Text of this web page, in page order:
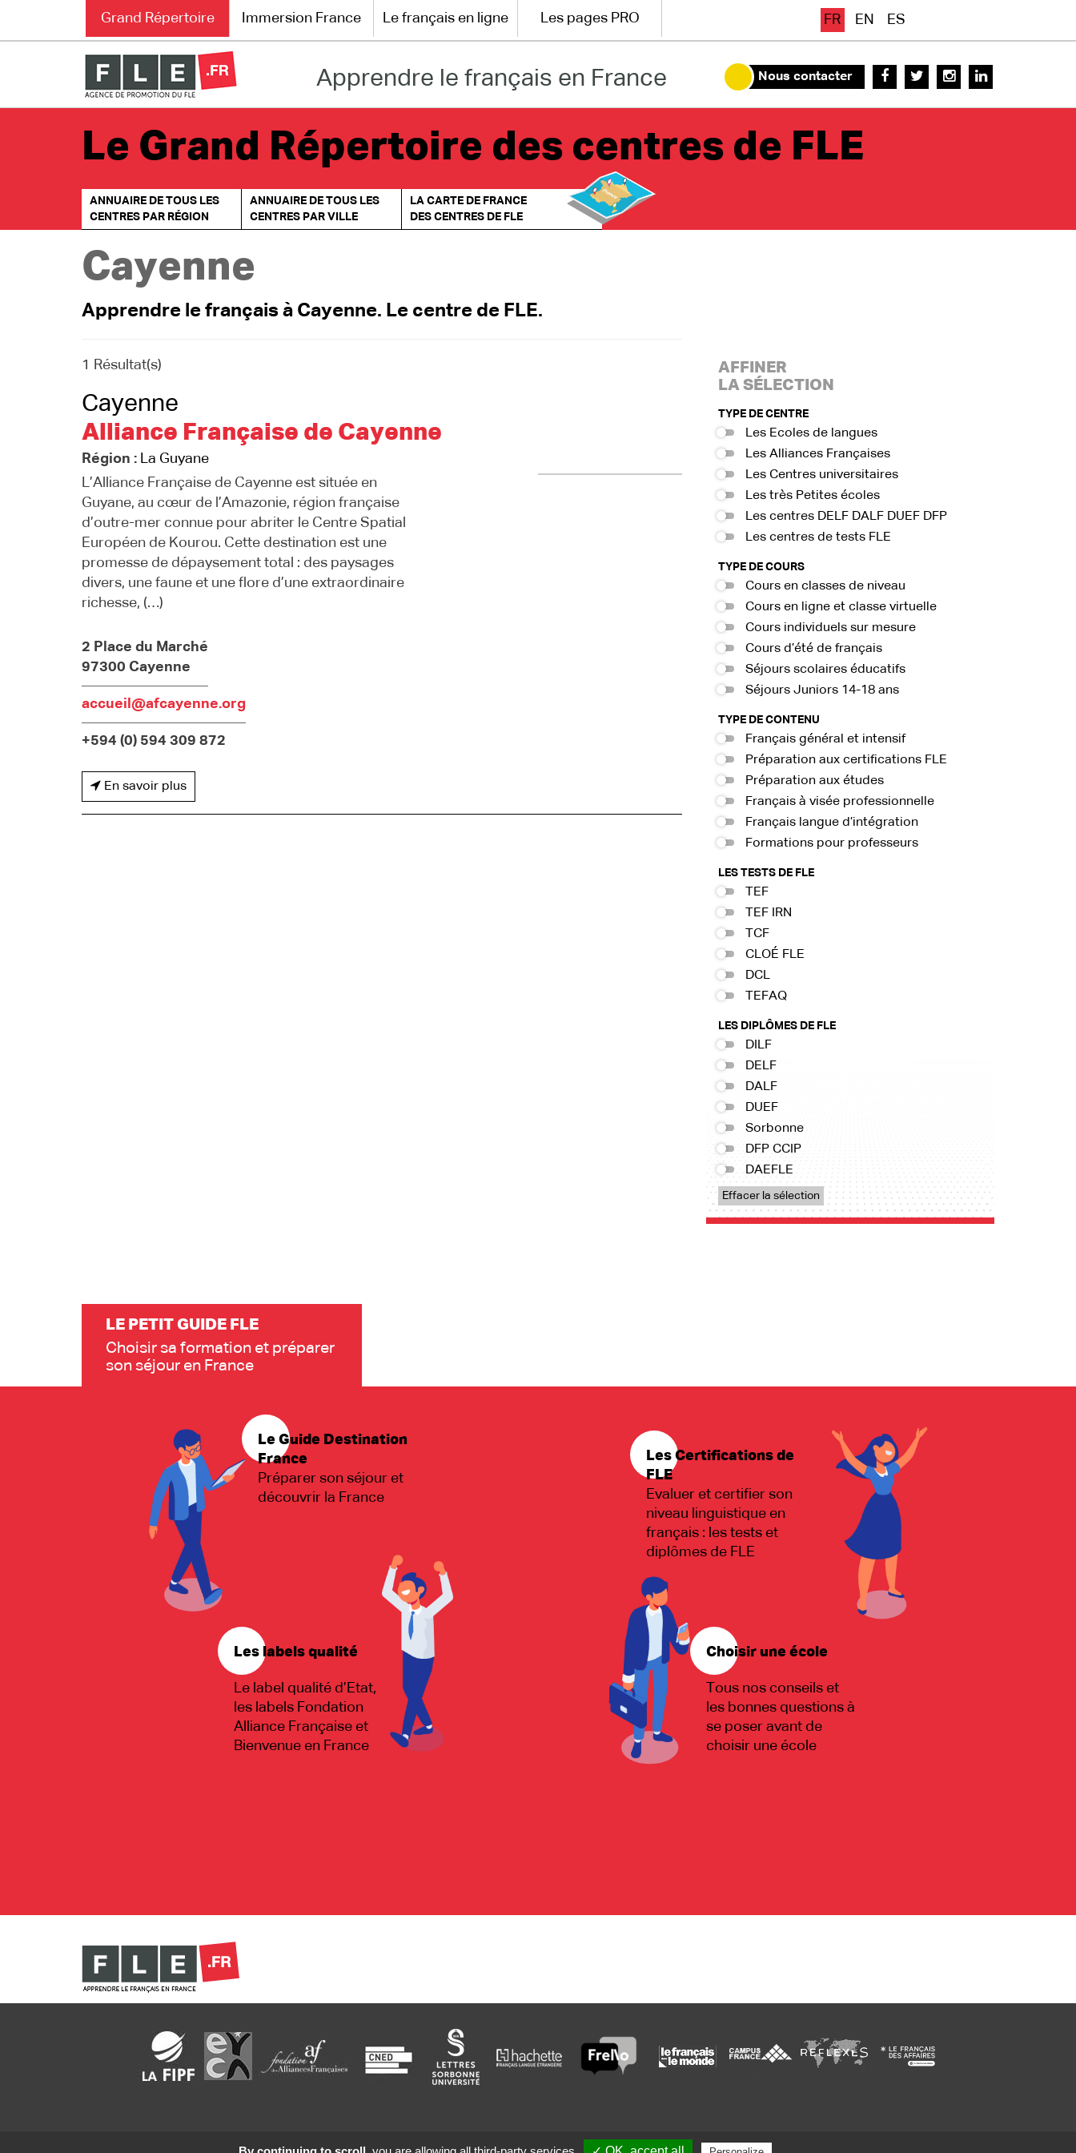
Grand Répertoire
Immersion France
Les pages PRO
Grand Répertoire Immersion France Le français en ligne Les pages PRO FR EN ES
Apprendre le français en France Nous contacter
Le Grand Répertoire des centres de FLE
ANNUAIRE DE TOUS LES
CENTRES PAR RÉGION
ANNUAIRE DE TOUS LES
CENTRES PAR VILLE
LA CARTE DE FRANCE
DES CENTRES DE FLE
Cayenne
Apprendre le français à Cayenne. Le centre de FLE.
1 Résultat(s)
Cayenne
Alliance Française de Cayenne
Région : La Guyane
L’Alliance Française de Cayenne est située en
Guyane, au cœur de l’Amazonie, région française
d’outre-mer connue pour abriter le Centre Spatial
Européen de Kourou. Cette destination est une
promesse de dépaysement total : des paysages
divers, une faune et une flore d’une extraordinaire
richesse, (…)
2 Place du Marché
97300 Cayenne
accueil@afcayenne.org
+594 (0) 594 309 872
En savoir plus
AFFINER
LA SÉLECTION
TYPE DE CENTRE
Les Ecoles de langues
Les Alliances Françaises
Les Centres universitaires
Les très Petites écoles
Les centres DELF DALF DUEF DFP
Les centres de tests FLE
TYPE DE COURS
Cours en classes de niveau
Cours en ligne et classe virtuelle
Cours individuels sur mesure
Cours d’été de français
Séjours scolaires éducatifs
Séjours Juniors 14-18 ans
TYPE DE CONTENU
Français général et intensif
Préparation aux certifications FLE
Préparation aux études
Français à visée professionnelle
Français langue d’intégration
Formations pour professeurs
LES TESTS DE FLE
TEF
TEF IRN
TCF
CLOÉ FLE
DCL
TEFAQ
LES DIPLÔMES DE FLE
DILF
DELF
DALF
DUEF
Sorbonne
DFP CCIP
DAEFLE
Effacer la sélection
LE PETIT GUIDE FLE
Choisir sa formation et préparer
son séjour en France
Le Guide Destination
France
Préparer son séjour et
découvrir la France
Les Certifications de
FLE
Evaluer et certifier son
niveau linguistique en
français : les tests et
diplômes de FLE
Les labels qualité
Le label qualité d’Etat,
les labels Fondation
Alliance Française et
Bienvenue en France
Choisir une école
Tous nos conseils et
les bonnes questions à
se poser avant de
choisir une école